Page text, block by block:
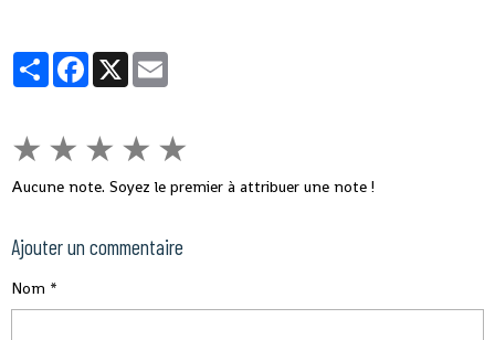
PartagerFacebook
X
★ ★ ★ ★ ★
Aucune note. Soyez le premier à attribuer une note !
Ajouter un commentaire
Nom